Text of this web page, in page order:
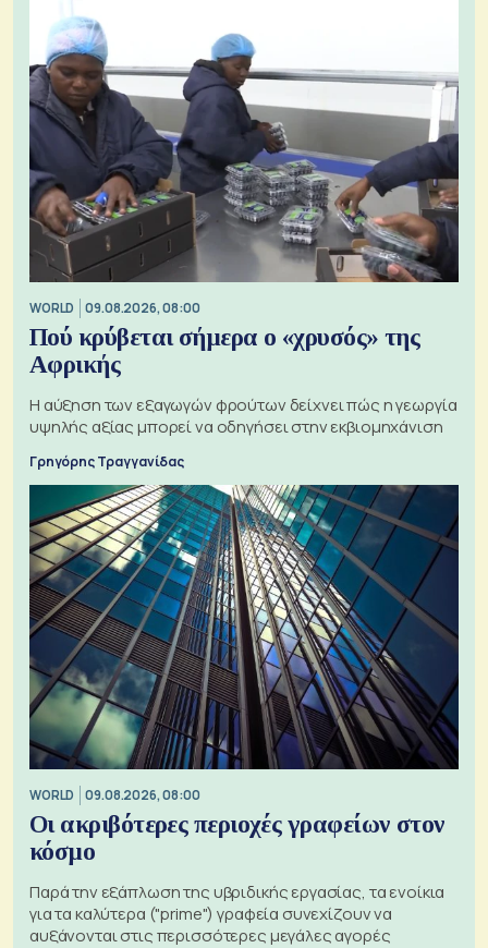
WORLD 09.08.2026, 08:00
Πού κρύβεται σήμερα ο «χρυσός» της
Αφρικής
Η αύξηση των εξαγωγών φρούτων δείχνει πώς η γεωργία
υψηλής αξίας μπορεί να οδηγήσει στην εκβιομηχάνιση
Γρηγόρης Τραγγανίδας
WORLD 09.08.2026, 08:00
Οι ακριβότερες περιοχές γραφείων στον
κόσμο
Παρά την εξάπλωση της υβριδικής εργασίας, τα ενοίκια
για τα καλύτερα ("prime") γραφεία συνεχίζουν να
αυξάνονται στις περισσότερες μεγάλες αγορές